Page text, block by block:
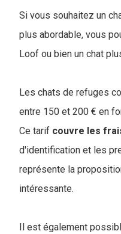
Si vous souhaitez un
plus abordable, vous
Loof ou bien un chat
Les chats de refuges
entre 150 et 200 € en
Ce tarif couvre les
d'identification et les
représente la
intéressante.
Il est également